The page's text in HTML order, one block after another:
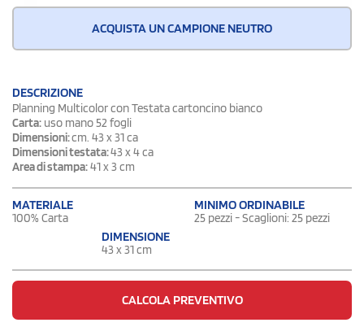
ACQUISTA UN CAMPIONE NEUTRO
DESCRIZIONE
Planning Multicolor con Testata cartoncino bianco
Carta: uso mano 52 fogli
Dimensioni:cm. 43 x 31 ca
Dimensioni testata:43 x 4 ca
Area di stampa:41 x 3 cm
MATERIALE
100% Carta
MINIMO ORDINABILE
25 pezzi - Scaglioni: 25 pezzi
DIMENSIONE
43 x 31 cm
CALCOLA PREVENTIVO